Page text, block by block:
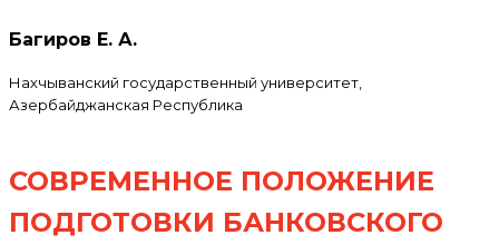
Багиров Е. А.
Нахчыванский государственный университет,
Азербайджанская Республика
СОВРЕМЕННОЕ ПОЛОЖЕНИЕ
ПОДГОТОВКИ БАНКОВСКОГО